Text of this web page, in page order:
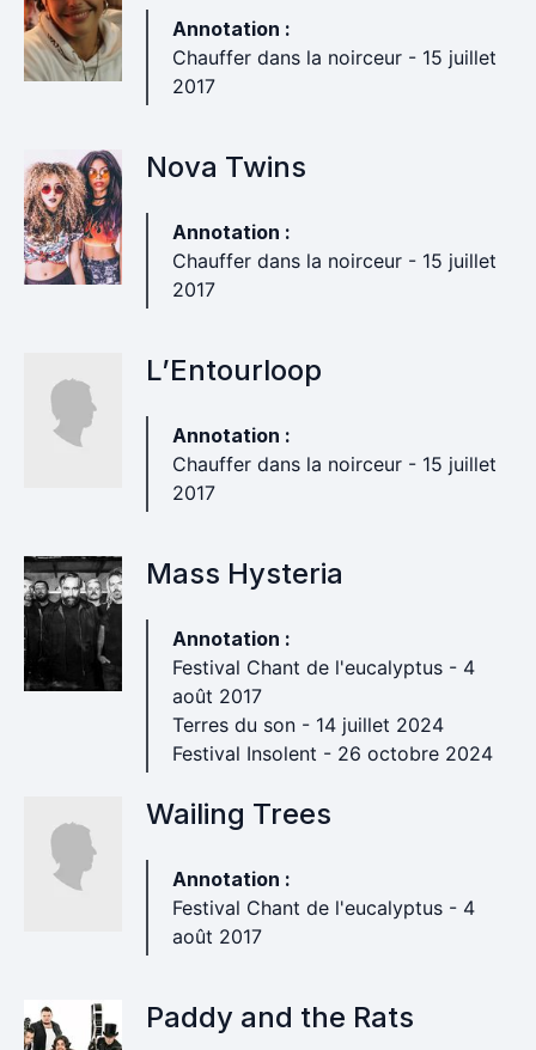
Annotation :
Chauffer dans la noirceur - 15 juillet
2017
Nova Twins
Annotation :
Chauffer dans la noirceur - 15 juillet
2017
L’Entourloop
Annotation :
Chauffer dans la noirceur - 15 juillet
2017
Mass Hysteria
Annotation :
Festival Chant de l'eucalyptus - 4
août 2017
Terres du son - 14 juillet 2024
Festival Insolent - 26 octobre 2024
Wailing Trees
Annotation :
Festival Chant de l'eucalyptus - 4
août 2017
Paddy and the Rats